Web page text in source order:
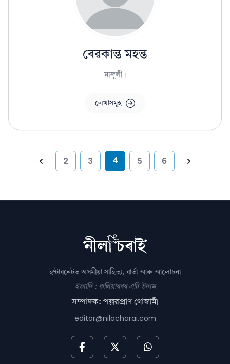
ৰেৱকান্ত মহন্ত
মাজুলী।
লেখাসমূহ
Previous
2 3 4 5 6
ইণ্টাৰনেটত অসমীয়া সাহিত্য, বাৰ্তা আৰু আলোচনা
ইত্যাদি : কলিয়াবৰৰ এটি উদ্যম
সম্পাদক: পল্লৱপ্ৰাণ গোস্বামী
editor@nilacharai.com